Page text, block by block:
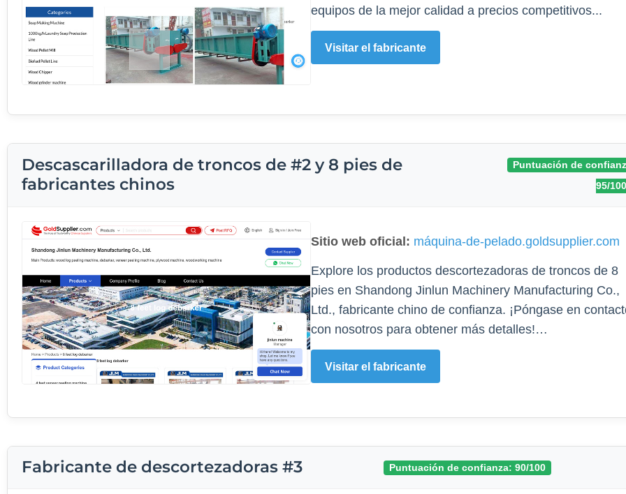
equipos de la mejor calidad a precios competitivos...
Visitar el fabricante
Descascarilladora de troncos de #2 y 8 pies de
fabricantes chinos
Puntuación de
95/100
Sitio web oficial: máquina-de-pelado.goldsupplier.com
Explore los productos descortezadoras de troncos de 8
pies en Shandong Jinlun Machinery Manufacturing Co.,
Ltd., fabricante chino de confianza. ¡Póngase en
con nosotros para obtener más detalles!…
Visitar el fabricante
Fabricante de descortezadoras #3 Puntuación de confianza: 90/100